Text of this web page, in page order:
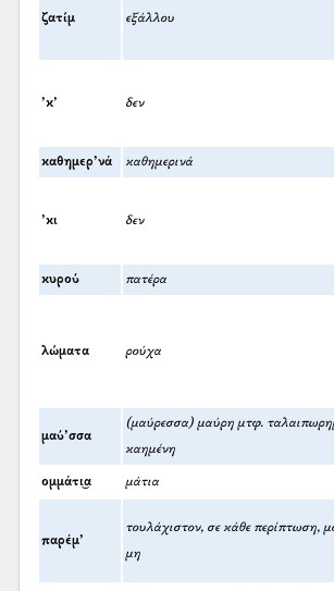
ζατίμ εξάλλου
’κ’ δεν
καθημερ’νά καθημερινά
’κι δεν
κυρού πατέρα
λώματα ρούχα
μαύ’σσα
(μαύρεσσα) μαύρη μτφ.
καημένη
ομμάτι͜α μάτια
παρέμ’
τουλάχιστον, σε κάθε περίπτωση,
μη